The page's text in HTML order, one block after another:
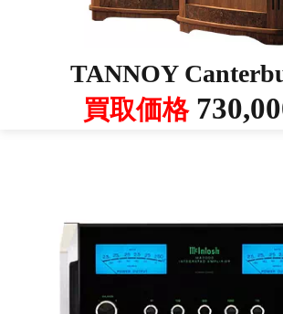
TANNOY
買取価格